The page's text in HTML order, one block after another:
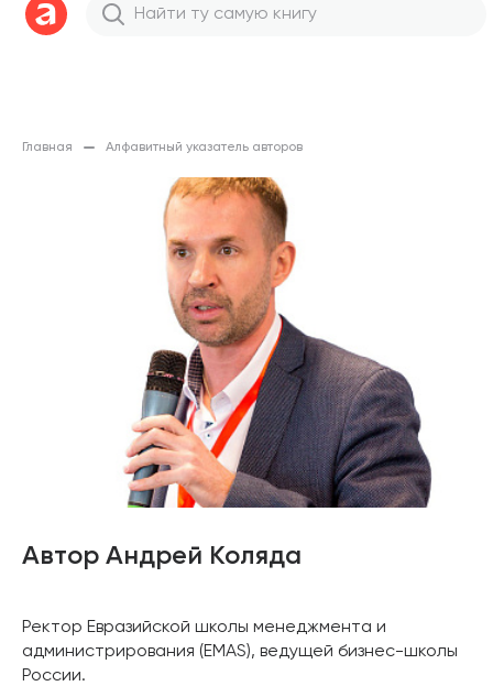
Главная Алфавитный указатель авторов
Автор Андрей Коляда
Ректор Евразийской школы менеджмента и
администрирования (EMAS), ведущей бизнес-школы
России.